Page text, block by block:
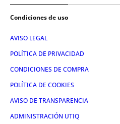
Condiciones de uso
AVISO LEGAL
POLÍTICA DE PRIVACIDAD
CONDICIONES DE COMPRA
POLÍTICA DE COOKIES
AVISO DE TRANSPARENCIA
ADMINISTRACIÓN UTIQ